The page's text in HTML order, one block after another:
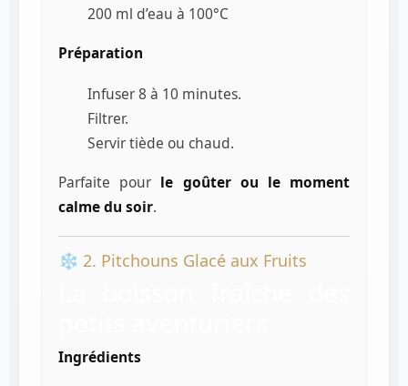
200 ml d’eau à 100°C
Préparation
Infuser 8 à 10 minutes.
Filtrer.
Servir tiède ou chaud.
Parfaite pour le goûter ou le moment
calme du soir.
❄️ 2. Pitchouns Glacé aux Fruits
Ingrédients